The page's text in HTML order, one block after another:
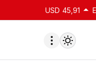
USD 45,91